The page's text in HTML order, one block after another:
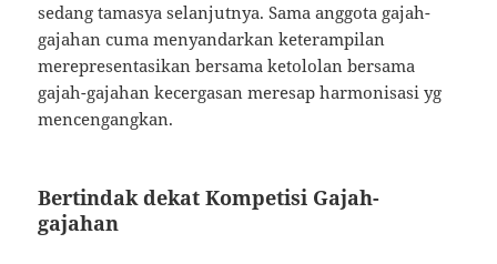
sedang tamasya selanjutnya. Sama anggota gajah-
gajahan cuma menyandarkan keterampilan
merepresentasikan bersama ketololan bersama
gajah-gajahan kecergasan meresap harmonisasi yg
mencengangkan.
Bertindak dekat Kompetisi Gajah-
gajahan